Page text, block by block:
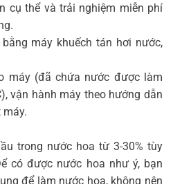
cụ thể và trải nghiệm miễn phí
máy khuếch tán hơi nước,
máy (đã chứa nước được làm
vận hành máy theo hướng dẫn
trong nước hoa từ 3-30% tùy
có được nước hoa như ý, bạn
để làm nước hoa, không nên